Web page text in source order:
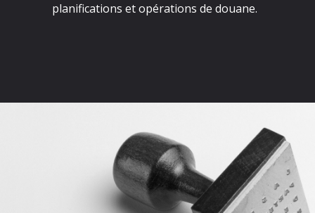
planifications et opérations de douane.